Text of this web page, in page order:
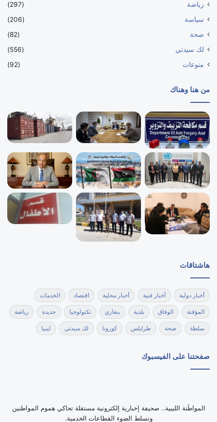
رياضة
(297)
سياسة
(206)
صحة
(82)
لك سيدتي
(556)
منوعات
(92)
من هنا وهناك
هاشتاقات
أخبار دولية أخبار فنية أخبار محلية اقتصاد الخدمات
المؤقتة الوفاق بلدية بنغازي تكنولوجيا جديدة رياضة
سلطة صحة طرابلس كورونا لك سيدتي ليبيا
صفحتنا على الفيسبوك
‏المواطَنة الليبية.. صحيفة إخبارية إلكترونية مستقلة تحاكي هموم المواطنين
وتسلط الضوء القطاعات الخدمية.